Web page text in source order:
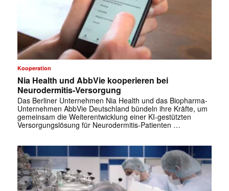
Kooperation
Nia Health und AbbVie kooperieren bei
Neurodermitis-Versorgung
Das Berliner Unternehmen Nia Health und das Biopharma-
Unternehmen AbbVie Deutschland bündeln ihre Kräfte, um
gemeinsam die Weiterentwicklung einer KI-gestützten
Versorgungslösung für Neurodermitis-Patienten …